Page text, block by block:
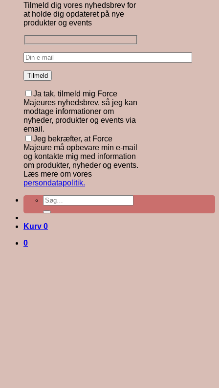
Tilmeld dig vores nyhedsbrev for
at holde dig opdateret på nye
produkter og events
Ja tak, tilmeld mig Force
Majeures nyhedsbrev, så jeg kan
modtage informationer om
nyheder, produkter og events via
email.
Jeg bekræfter, at Force
Majeure må opbevare min e-mail
og kontakte mig med information
om produkter, nyheder og events.
Læs mere om vores
persondatapolitik.
Søg
efter:
Kurv 0
0